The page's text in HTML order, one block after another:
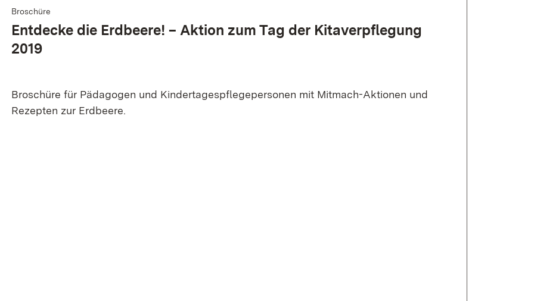
Broschüre
Entdecke die Erdbeere! – Aktion zum Tag der Kitaverpflegung
2019
Broschüre für Pädagogen und Kindertagespflegepersonen mit Mitmach-Aktionen und
Rezepten zur Erdbeere.